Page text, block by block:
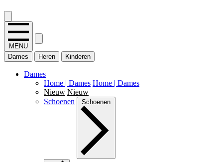
MENU
Dames
Heren Kinderen
Dames
Home | Dames Home | Dames
Nieuw Nieuw
Schoenen
Schoenen